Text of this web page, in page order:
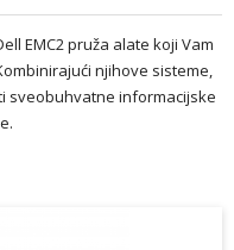
EMC2 pruža alate koji Vam
njihove sisteme,
sveobuhvatne informacijske